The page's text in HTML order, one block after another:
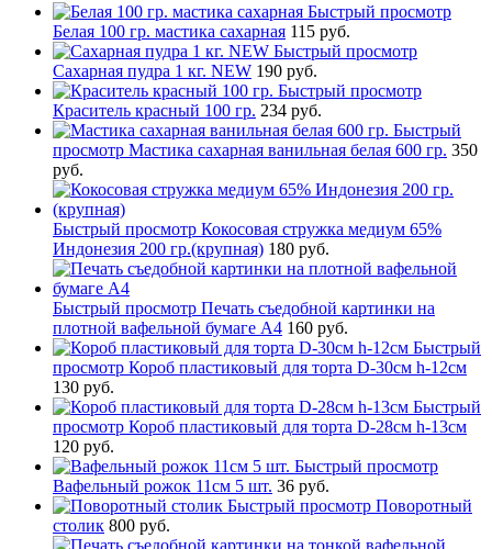
Быстрый просмотр
Белая 100 гр. мастика сахарная 115 руб.
Быстрый просмотр
Сахарная пудра 1 кг. NEW 190 руб.
Быстрый просмотр
Краситель красный 100 гр. 234 руб.
Быстрый
просмотр Мастика сахарная ванильная белая 600 гр. 350
руб.
Быстрый просмотр Кокосовая стружка медиум 65%
Индонезия 200 гр.(крупная) 180 руб.
Быстрый просмотр Печать съедобной картинки на
плотной вафельной бумаге А4 160 руб.
Быстрый
просмотр Короб пластиковый для торта D-30см h-12см
130 руб.
Быстрый
просмотр Короб пластиковый для торта D-28см h-13см
120 руб.
Быстрый просмотр
Вафельный рожок 11см 5 шт. 36 руб.
Быстрый просмотр Поворотный
столик 800 руб.